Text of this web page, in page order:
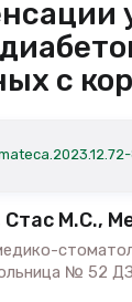
с
Стас М.С.,
№ 52